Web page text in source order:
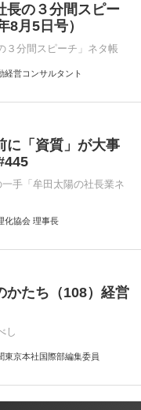
長の３分間スピー
8月5日号）
３分間スピーチ」ネタ帳
経営コンサルタント
に「資質」が大事
手「牟田太陽の社長業ネ
化協会 理事長
かたち（108）経営
し
東京本社国際部編集委員